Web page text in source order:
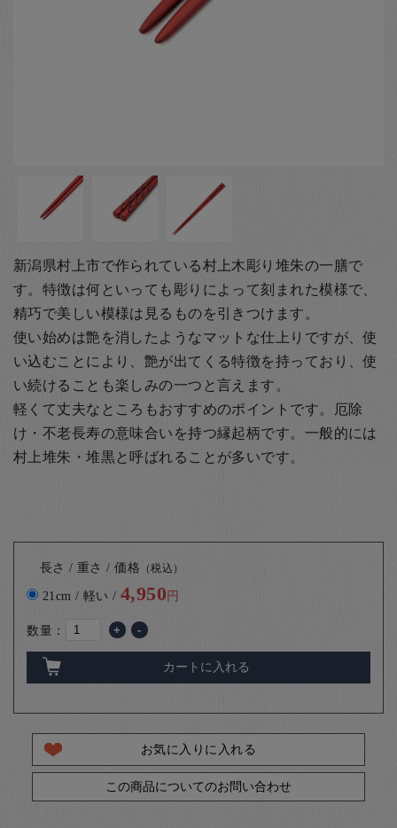
新潟県村上市で作られている村上木彫り堆朱の一膳で
す。特徴は何といっても彫りによって刻まれた模様で、
精巧で美しい模様は見るものを引きつけます。
使い始めは艶を消したようなマットな仕上りですが、使
い込むことにより、艶が出てくる特徴を持っており、使
い続けることも楽しみの一つと言えます。
軽くて丈夫なところもおすすめのポイントです。厄除
け・不老長寿の意味合いを持つ縁起柄です。 一般的には
村上堆朱・堆黒と呼ばれることが多いです。
長さ / 重さ / 価格 （税込）
21cm / 軽い /4,950円
数量： + -
カートに入れる
お気に入りに入れる
この商品についてのお問い合わせ